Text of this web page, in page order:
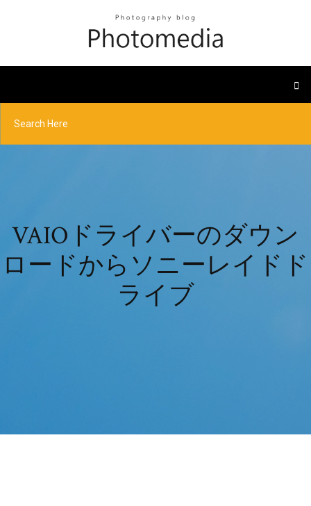
VAIOドライバーのダウン
ロードからソニーレイドド
ライブ